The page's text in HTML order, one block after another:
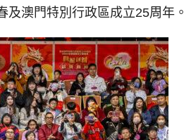
澳門特別行政區成立25周年。